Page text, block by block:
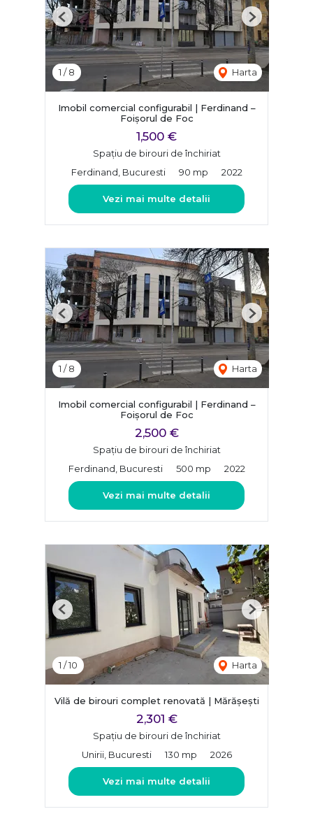
1 /8 Harta
Previous Next
Imobil comercial configurabil | Ferdinand –
Foișorul de Foc
1,500 €
Spațiu de birouri de închiriat
Ferdinand, Bucuresti
90 mp 2022
Vezi mai multe detalii
1 /8 Harta
Previous Next
Imobil comercial configurabil | Ferdinand –
Foișorul de Foc
2,500 €
Spațiu de birouri de închiriat
Ferdinand, Bucuresti
500 mp 2022
Vezi mai multe detalii
1 /10 Harta
Previous Next
Vilă de birouri complet renovată | Mărășești
2,301 €
Spațiu de birouri de închiriat
Unirii, Bucuresti
130 mp 2026
Vezi mai multe detalii